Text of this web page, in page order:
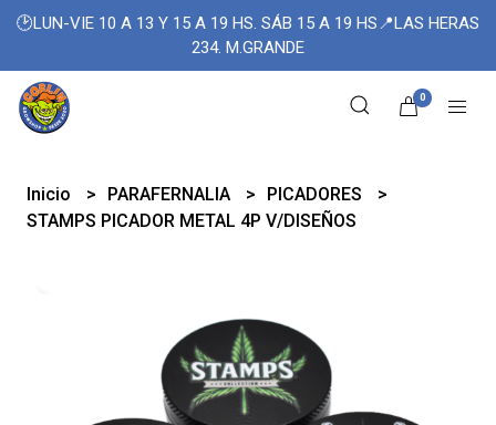
🕑LUN-VIE 10 A 13 Y 15 A 19 HS. SÁB 15 A 19 HS📍LAS HERAS
234. M.GRANDE
0
Inicio PARAFERNALIA
PICADORES
STAMPS PICADOR METAL 4P V/DISEÑOS